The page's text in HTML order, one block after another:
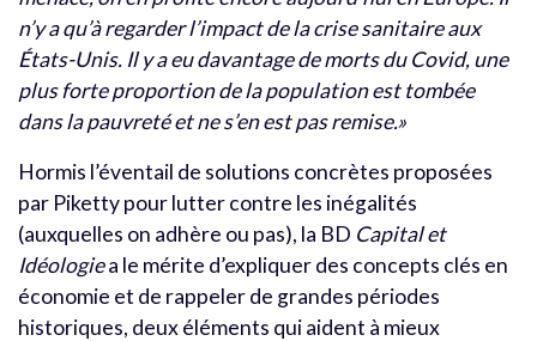
n’y a qu’à regarder l’impact de la crise sanitaire aux
États-Unis. Il y a eu davantage de morts du Covid, une
plus forte proportion de la population est tombée
dans la pauvreté et ne s’en est pas remise.»
Hormis l’éventail de solutions concrètes proposées
par Piketty pour lutter contre les inégalités
(auxquelles on adhère ou pas), la BD Capital et
Idéologiea le mérite d’expliquer des concepts clés en
économie et de rappeler de grandes périodes
historiques, deux éléments qui aident à mieux